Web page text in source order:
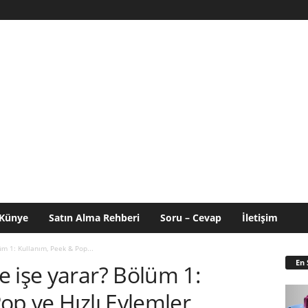
Satın Alma Rehberi Soru – Cevap İletişim
1: Kullanım, Peek & Pop...
işe yarar? Bölüm 1:
En